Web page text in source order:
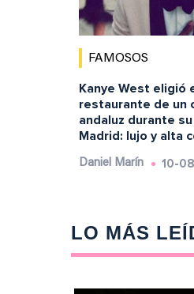
FAMOSOS
Kanye West eligió
restaurante de un
andaluz durante
Madrid: lujo y alta
Daniel Marín 10-
LO MÁS